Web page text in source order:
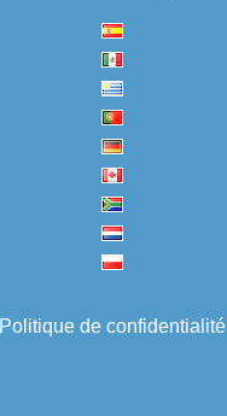
Politique de confidentialité